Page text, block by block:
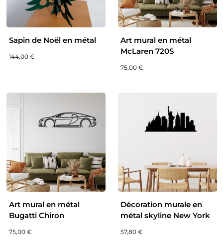
Sapin de Noël en métal
144,00 €
Art mural en métal
McLaren 720S
75,00 €
Art mural en métal
Bugatti Chiron
75,00 €
Décoration murale en
métal skyline New York
57,80 €